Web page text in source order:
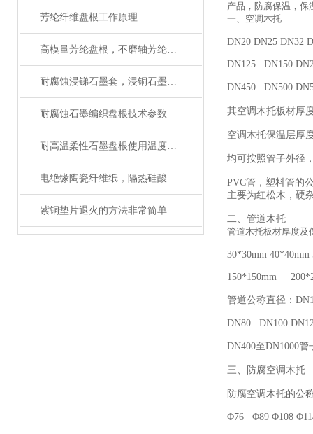
芳纶纤维盘根工作原理
高模量芳纶盘根，不磨轴芳纶盘根使用设备及应用
耐腐蚀浸锑石墨套，浸铜石墨轴承用途及性能
耐腐蚀石墨编织盘根技术参数
耐高温柔性石墨盘根使用温度多少
电绝缘陶瓷纤维纸，隔热硅酸铝纸*
紫铜垫片退火的方法非常简单
产品，防腐保温，保
一、空调木托
DN20 DN25 DN32
DN125 DN150
DN450 DN500
其空调木托板材厚
空调木托保温层厚
均可按照管子外径
PVC管，塑料管的
主要为红松木，硬
二、管道木托
管道木托板材厚度及
30*30mm 40*40mm
150*150mm
管道公称直径：
DN80 DN100
DN400至DN1000
三、防腐空调木托
防腐空调木托的
Φ76 Φ89 Φ108